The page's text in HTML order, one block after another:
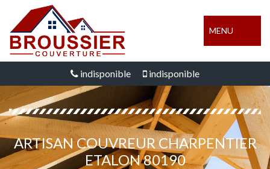
MENU
indisponible indisponible
ARTISAN COUVREUR CHARPENTIER
ETALON 80190